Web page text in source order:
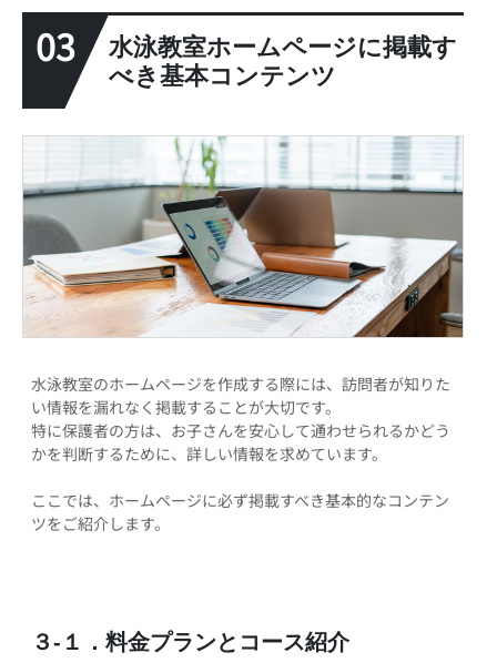
03
水泳教室ホームページに掲載す
べき基本コンテンツ
水泳教室のホームページを作成する際には、訪問者が知りた
い情報を漏れなく掲載することが大切です。
特に保護者の方は、お子さんを安心して通わせられるかどう
かを判断するために、詳しい情報を求めています。
ここでは、ホームページに必ず掲載すべき基本的なコンテン
ツをご紹介します。
３-１．料金プランとコース紹介